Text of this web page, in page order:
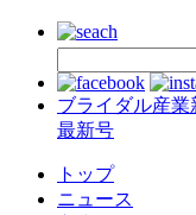
ブライダル産業
最新号
トップ
ニュース